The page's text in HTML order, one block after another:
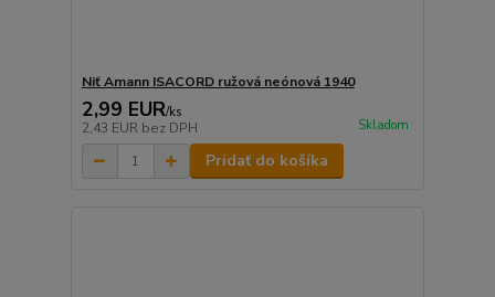
Niť Amann ISACORD ružová neónová 1940
2,99 EUR/ks
2,43 EUR bez DPH Skladom
Pridať do košíka